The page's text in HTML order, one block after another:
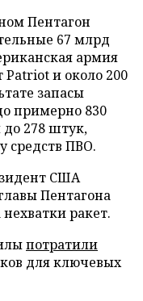
Пентагон
67 млрд
армия
Patriot и около 200
запасы
примерно 830
до 278 штук,
средств ПВО.
США
Пентагона
ракет.
потратили
для ключевых